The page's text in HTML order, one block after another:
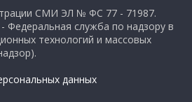
СМИ ЭЛ № ФС 77 - 71987.
Федеральная служба по надзору в
технологий и массовых
данных